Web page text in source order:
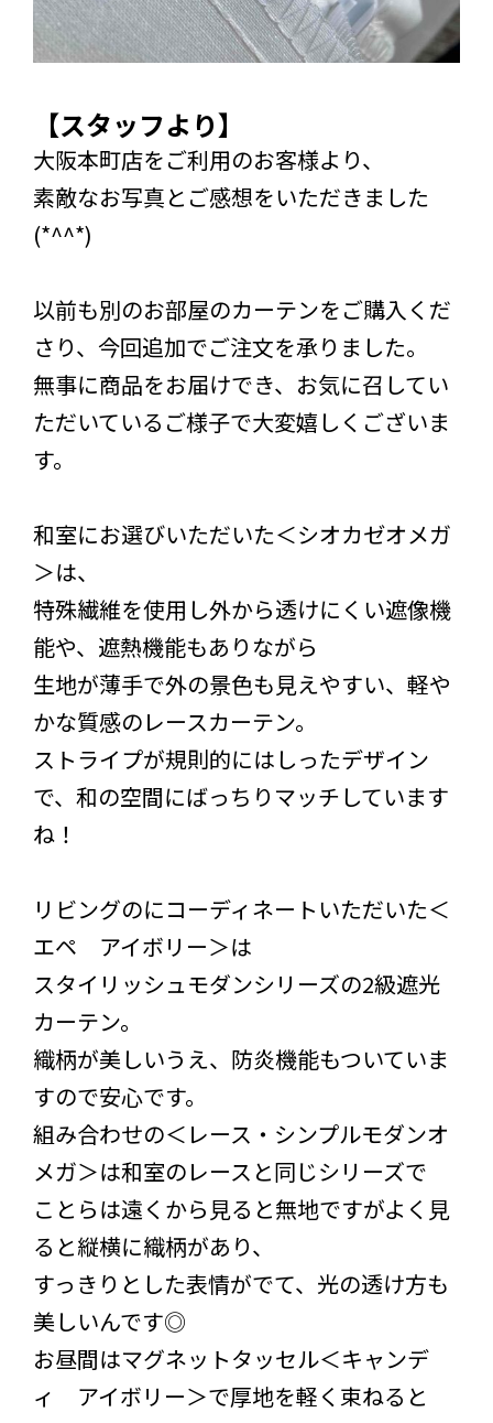
【スタッフより】
大阪本町店をご利用のお客様より、
素敵なお写真とご感想をいただきました
(*^^*)
以前も別のお部屋のカーテンをご購入くだ
さり、今回追加でご注文を承りました。
無事に商品をお届けでき、お気に召してい
ただいているご様子で大変嬉しくございま
す。
和室にお選びいただいた＜シオカゼオメガ
＞は、
特殊繊維を使用し外から透けにくい遮像機
能や、遮熱機能もありながら
生地が薄手で外の景色も見えやすい、軽や
かな質感のレースカーテン。
ストライプが規則的にはしったデザイン
で、和の空間にばっちりマッチしています
ね！
リビングのにコーディネートいただいた＜
エペ アイボリー＞は
スタイリッシュモダンシリーズの2級遮光
カーテン。
織柄が美しいうえ、防炎機能もついていま
すので安心です。
組み合わせの＜レース・シンプルモダンオ
メガ＞は和室のレースと同じシリーズで
ことらは遠くから見ると無地ですがよく見
ると縦横に織柄があり、
すっきりとした表情がでて、光の透け方も
美しいんです◎
お昼間はマグネットタッセル＜キャンデ
ィ アイボリー＞で厚地を軽く束ねると